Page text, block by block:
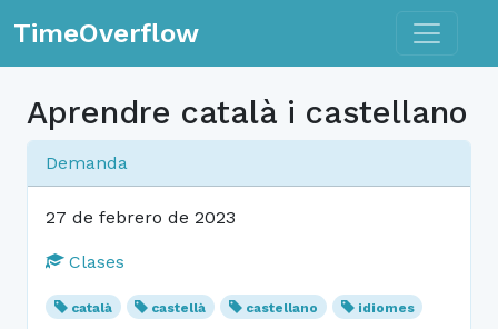
TimeOverflow Toggle
Aprendre català i castellano
Demanda
27 de febrero de 2023
Clases
català castellà castellano idiomes